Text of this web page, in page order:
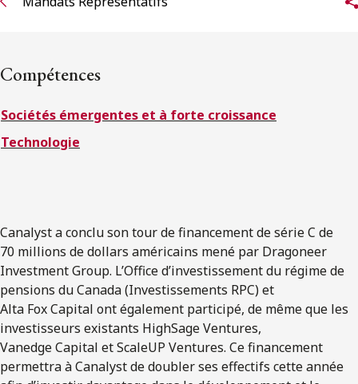
S’abonner aux articles Osler
S’abonner
Compétences
Sociétés émergentes et à forte croissance
Technologie
Canalyst a conclu son tour de financement de série C de
70 millions de dollars américains mené par Dragoneer
Investment Group. L’Office d’investissement du régime de
pensions du Canada (Investissements RPC) et
Alta Fox Capital ont également participé, de même que les
investisseurs existants HighSage Ventures,
Vanedge Capital et ScaleUP Ventures. Ce financement
permettra à Canalyst de doubler ses effectifs cette année